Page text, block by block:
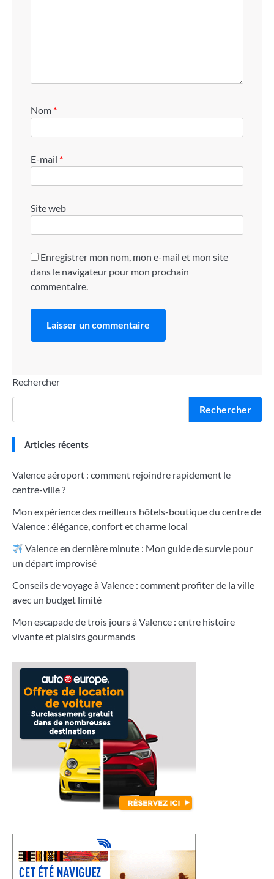
Nom *
E-mail *
Site web
Enregistrer mon nom, mon e-mail et mon site
dans le navigateur pour mon prochain
commentaire.
Rechercher
Rechercher
Articles récents
Valence aéroport : comment rejoindre rapidement le
centre-ville ?
Mon expérience des meilleurs hôtels-boutique du centre de
Valence : élégance, confort et charme local
Valence en dernière minute : Mon guide de survie pour
un départ improvisé
Conseils de voyage à Valence : comment profiter de la ville
avec un budget limité
Mon escapade de trois jours à Valence : entre histoire
vivante et plaisirs gourmands